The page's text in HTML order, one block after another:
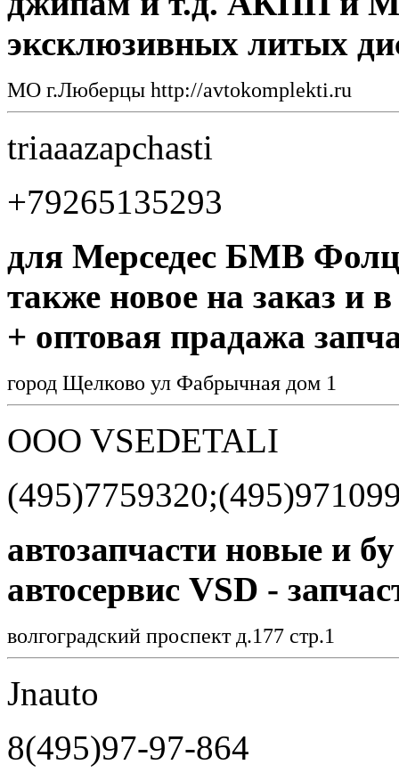
эксклюзивных литых
МО г.Люберцы http://avtokomplekti.ru
triaaazapchasti
+79265135293
для Мерседес БМВ
также новое на заказ и
+ оптовая прадажа
город Щелково ул Фабрычная дом 1
OOO VSEDETALI
автозапчасти новые и
автосервис VSD -
волгоградский проспект д.177 стр.1
Jnauto
8(495)97-97-864